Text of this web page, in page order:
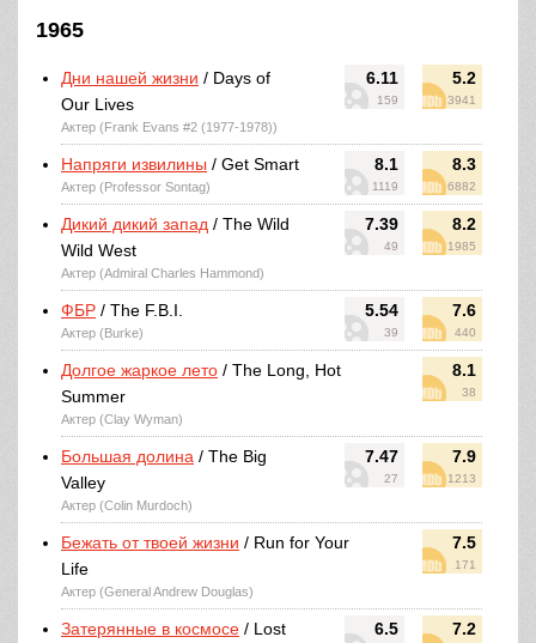
1965
6.11
159
5.2
3941
Дни нашей жизни / Days of
Our Lives
Актер (Frank Evans #2 (1977-1978))
8.1
1119
8.3
6882
Напряги извилины / Get Smart
Актер (Professor Sontag)
7.39
49
8.2
1985
Дикий дикий запад / The Wild
Wild West
Актер (Admiral Charles Hammond)
5.54
39
7.6
440
ФБР / The F.B.I.
Актер (Burke)
8.1
38
Долгое жаркое лето / The Long, Hot
Summer
Актер (Clay Wyman)
7.47
27
7.9
1213
Большая долина / The Big
Valley
Актер (Colin Murdoch)
7.5
171
Бежать от твоей жизни / Run for Your
Life
Актер (General Andrew Douglas)
6.5 7.2
Затерянные в космосе / Lost